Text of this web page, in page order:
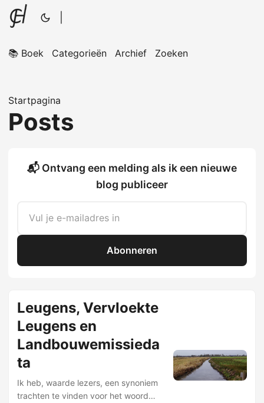
📚 Boek Categorieën Archief Zoeken
Startpagina
Posts
📬 Ontvang een melding als ik een nieuwe
blog publiceer
Abonneren
Leugens, Vervloekte
Leugens en
Landbouwemissieda
ta
Ik heb, waarde lezers, een synoniem
trachten te vinden voor het woord